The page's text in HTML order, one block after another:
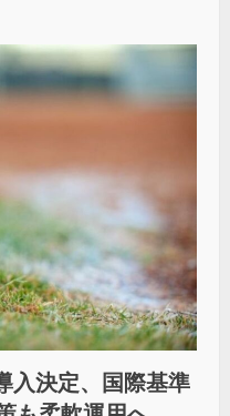
入決定、国際基準